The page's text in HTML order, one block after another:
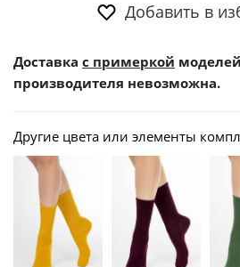
Добавить в
Доставка с примеркой
производителя невозможна.
Другие цвета или элементы